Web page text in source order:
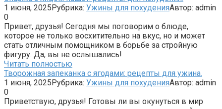
1 июня, 2025Рубрика: Ужины для похуденияАвтор: admin
0
Привет, друзья! Сегодня мы поговорим о блюде,
которое не только восхитительно на вкус, но и может
стать отличным помощником в борьбе за стройную
фигуру. Да, вы не ослышались!
Читать полностью
Творожная запеканка с ягодами: рецепты для ужина.
1 июня, 2025Рубрика: Ужины для похуденияАвтор: admin
0
Приветствую, друзья! Готовы ли вы окунуться в мир